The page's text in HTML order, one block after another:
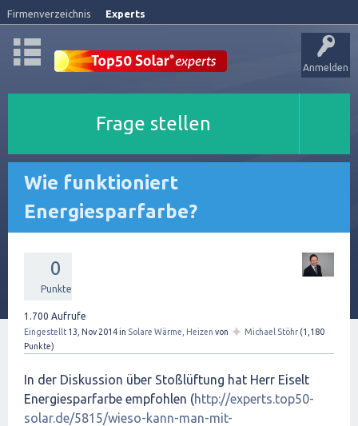
Firmenverzeichnis Experts
Anmelden
Frage stellen
Wie funktioniert
Energiesparfarbe?
0
Punkte
1.700 Aufrufe
Eingestellt 13, Nov 2014in Solare Wärme, Heizen von ✦ Michael Stöhr (1,180
Punkte)
In der Diskussion über Stoßlüftung hat Herr Eiselt
Energiesparfarbe empfohlen (http://experts.top50-
solar.de/5815/wieso-kann-man-mit-